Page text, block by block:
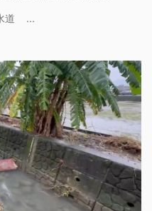
常就會自動關閉截流
道 ...